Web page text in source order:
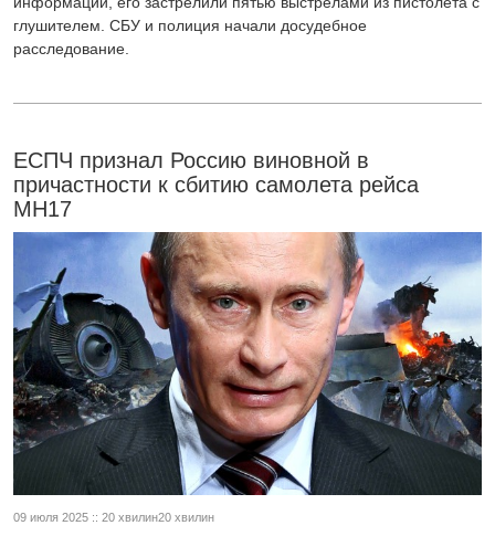
глушителем. СБУ и полиция начали досудебное
расследование.
ЕСПЧ признал Россию виновной в
причастности к сбитию самолета рейса
MH17
09 июля 2025 :: 20 хвилин20 хвилин